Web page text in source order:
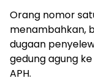
Orang nomor
menambahkan,
dugaan
gedung agung
APH.